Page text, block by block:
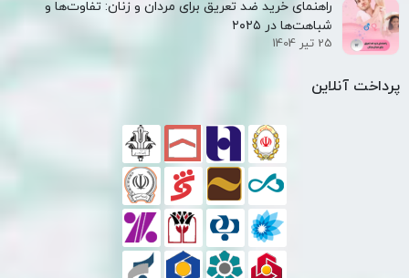
راهنمای خرید ضد تعریق برای مردان و زنان: تفاوت‌ها و
شباهت‌ها در ۲۰۲۵
25 تیر 1404
پرداخت آنلاین